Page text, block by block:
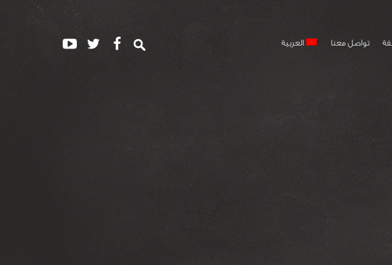
تواصل معنا العربية